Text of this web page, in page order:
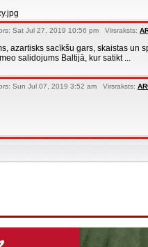
Sat Jul 27, 2019 10:56 pm Virsraksts:
azartisks sacīkšu gars, skaistas un
salidojums Baltijā, kur satikt ...
Sun Jul 07, 2019 3:52 am Virsraksts: